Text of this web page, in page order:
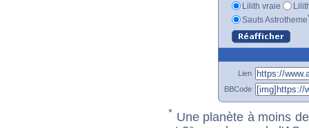
Lilith vraie
Sauts Astrotheme
Lien
BBCode
* Une planète à moins